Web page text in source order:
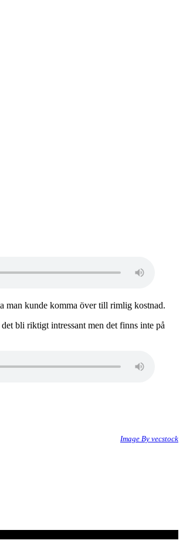
man kunde komma över till rimlig kostnad.
bli riktigt intressant men det finns inte på
Image By vecstock